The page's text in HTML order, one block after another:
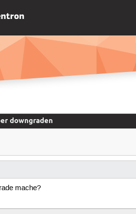
downgraden
mache?